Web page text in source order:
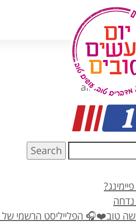
מאת alberto
Search
נדחה
טוב❤️🎧 הפלייליסט הרשמי של יום